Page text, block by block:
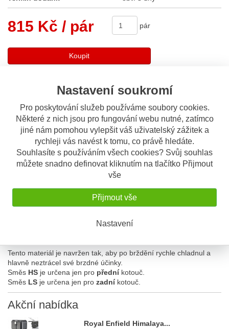
Nastavení soukromí
Pro poskytování služeb používáme soubory cookies.
Některé z nich jsou pro fungování webu nutné, zatímco
jiné nám pomohou vylepšit váš uživatelský zážitek a
rychleji vás navést k tomu, co právě hledáte.
Souhlasíte s používáním všech cookies? Svůj souhlas
můžete snadno definovat kliknutím na tlačítko Přijmout
vše
Přijmout vše
Nastavení
815 Kč / pár pár
Koupit
Popis Odeslat dotaz
Popis výrobku
Brzdové destičky SBS mají v plném rozsahu homologaci a ATEST
8SD pro motocykly, vydaný Ministerstvem dopravy a spojů ČR,
SINTER MATERÁL HS / LS
Tento materiál je navržen tak, aby po brždění rychle chladnul a
hlavně neztrácel své brzdné účinky.
Směs HS je určena jen pro předníkotouč.
Směs LS je určena jen pro zadníkotouč.
Akční nabídka
Royal Enfield Himalaya...